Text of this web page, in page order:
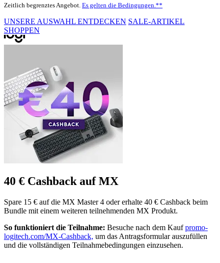
Zeitlich begrenztes Angebot. Es gelten die Bedingungen.**
UNSERE AUSWAHL ENTDECKEN SALE-ARTIKEL
SHOPPEN
40 € Cashback auf MX
Spare 15 € auf die MX Master 4 oder erhalte 40 € Cashback beim
Bundle mit einem weiteren teilnehmenden MX Produkt.
So funktioniert die Teilnahme: Besuche nach dem Kaufpromo-
logitech.com/MX-Cashback, um das Antragsformular auszufüllen
und die vollständigen Teilnahmebedingungen einzusehen.